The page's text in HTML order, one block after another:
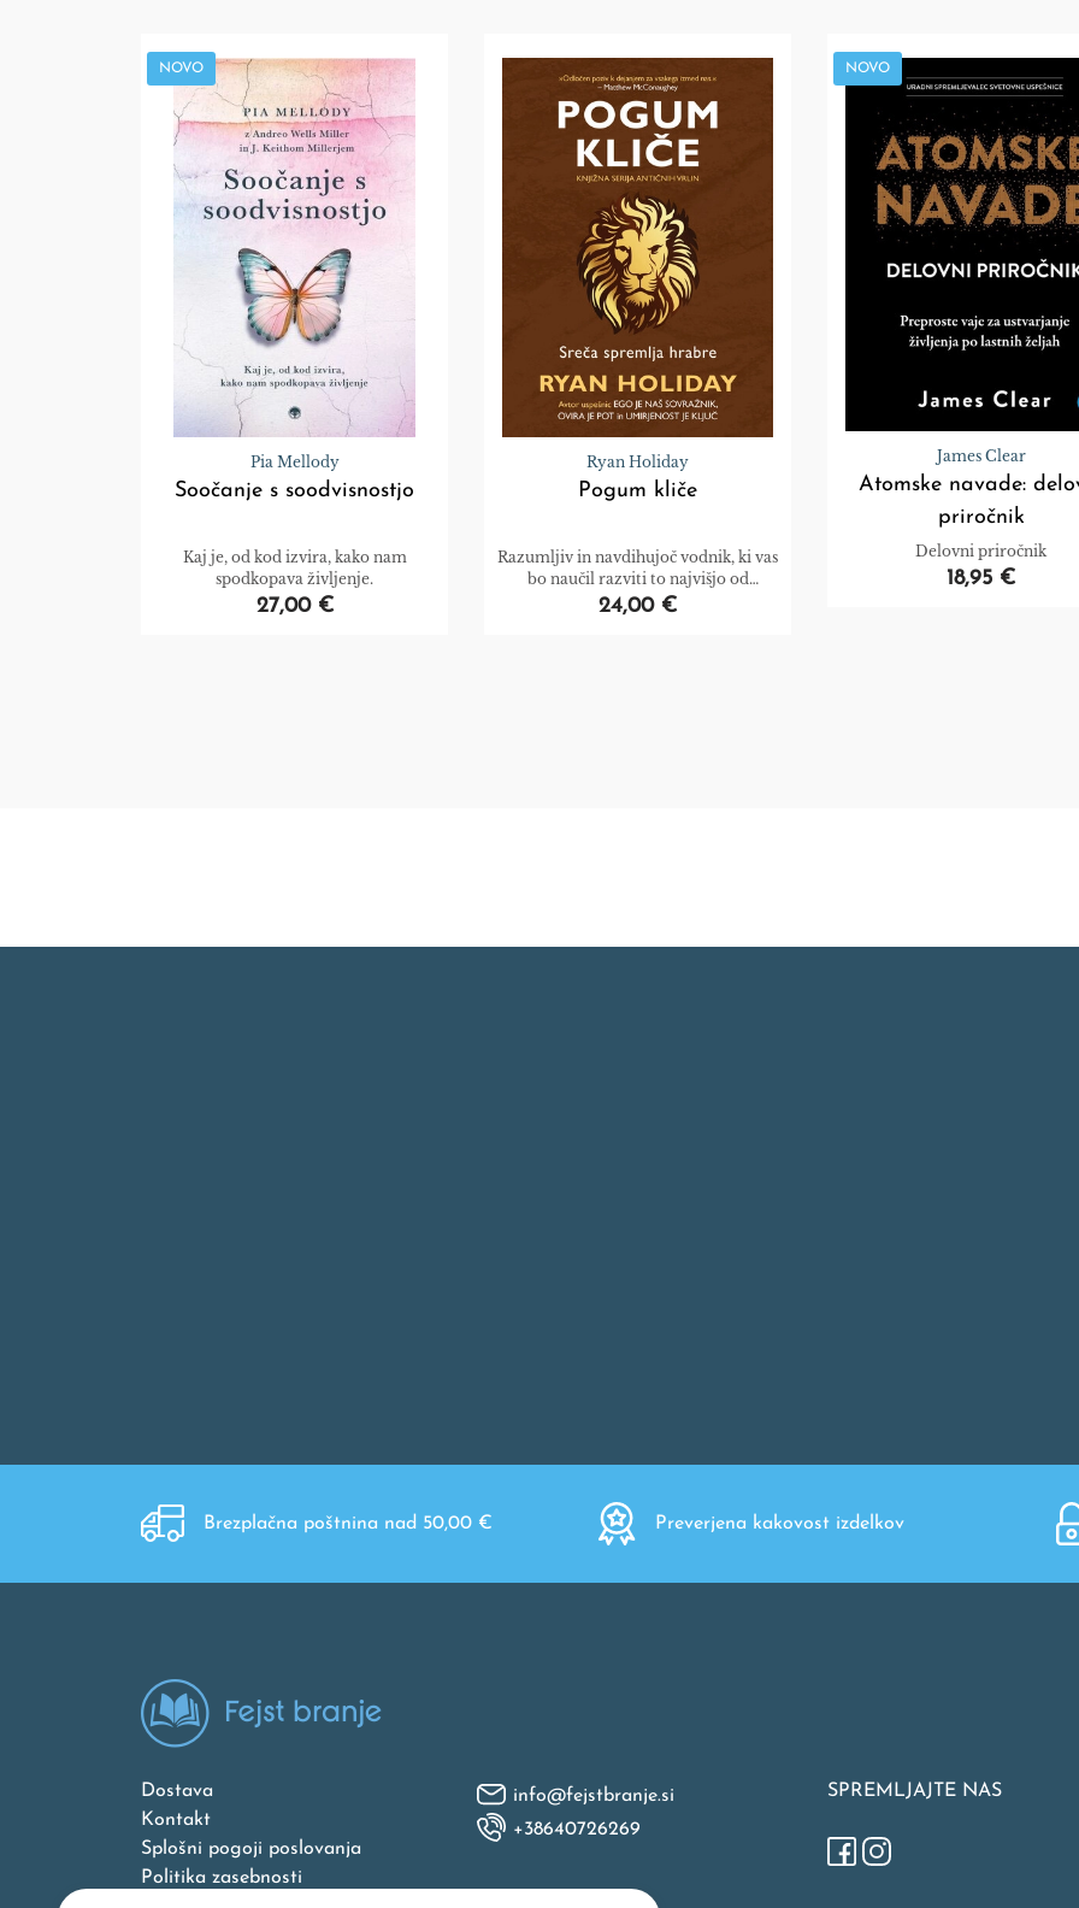
NOVO
Pia Mellody
Soočanje s soodvisnostjo
Kaj je, od kod izvira, kako nam
spodkopava življenje.
27,00 €
Ryan Holiday
Pogum kliče
Razumljiv in navdihujoč vodnik, ki vas
bo naučil razviti to najvišjo od
človeških vrlin.
24,00 €
NOVO
James Clear
Atomske navade:
priročnik
Delovni priročnik
18,95 €
Brezplačna poštnina nad 50,00 € Preverjena kakovost izdelkov
Dostava
Kontakt
Splošni pogoji poslovanja
Politika zasebnosti
info@fejstbranje.si
+38640726269
SPREMLJAJTE NAS